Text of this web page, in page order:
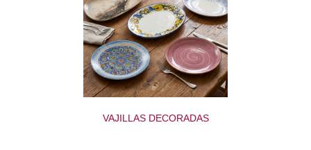
VAJILLAS DECORADAS